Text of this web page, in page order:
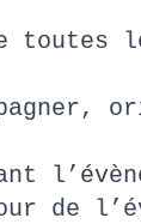
toutes
de